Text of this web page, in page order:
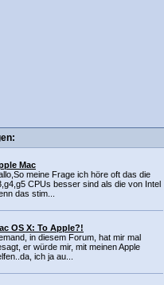
Mac
meine Frage ich höre oft das die
CPUs besser sind als die von Intel
das stim...
OS X: To Apple?!
in diesem Forum, hat mir mal
er würde mir, mit meinen Apple
ich ja au...